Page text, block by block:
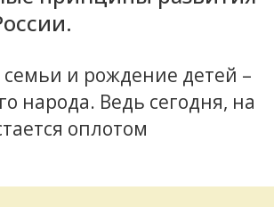
семьи и рождение детей –
народа. Ведь сегодня, на
оплотом